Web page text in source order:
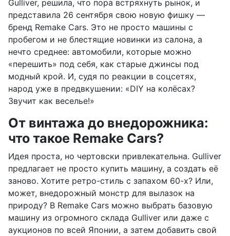
Gulliver, решила, что пора встряхнуть рынок, и
представила 26 сентября свою новую фишку —
бренд Remake Cars. Это не просто машины с
пробегом и не блестящие новинки из салона, а
нечто среднее: автомобили, которые можно
«перешить» под себя, как старые джинсы под
модный крой. И, судя по реакции в соцсетях,
народ уже в предвкушении: «DIY на колёсах?
Звучит как веселье!»
От винтажа до внедорожника:
что такое Remake Cars?
Идея проста, но чертовски привлекательна. Gulliver
предлагает не просто купить машину, а создать её
заново. Хотите ретро-стиль с запахом 60-х? Или,
может, внедорожный монстр для вылазок на
природу? В Remake Cars можно выбрать базовую
машину из огромного склада Gulliver или даже с
аукционов по всей Японии, а затем добавить свой